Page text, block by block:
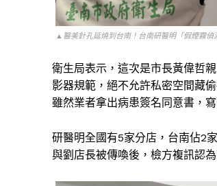
▲醫美針孔延燒到台南！台南研醫明「假煙霧偵
衛生局表示，這次是市長黃偉哲
影器規範，絕不允許私密空間藏
雖然業者拿出病患簽名同意書，
研醫明全國有5家分店，台南佔2
與劉店長被傳喚後，檢方複訊認